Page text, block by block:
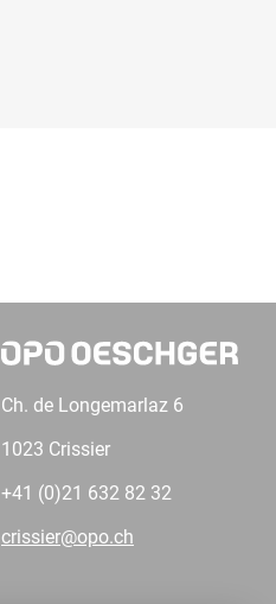
Ch. de Longemarlaz 6
1023 Crissier
+41 (0)21 632 82 32
crissier@opo.ch